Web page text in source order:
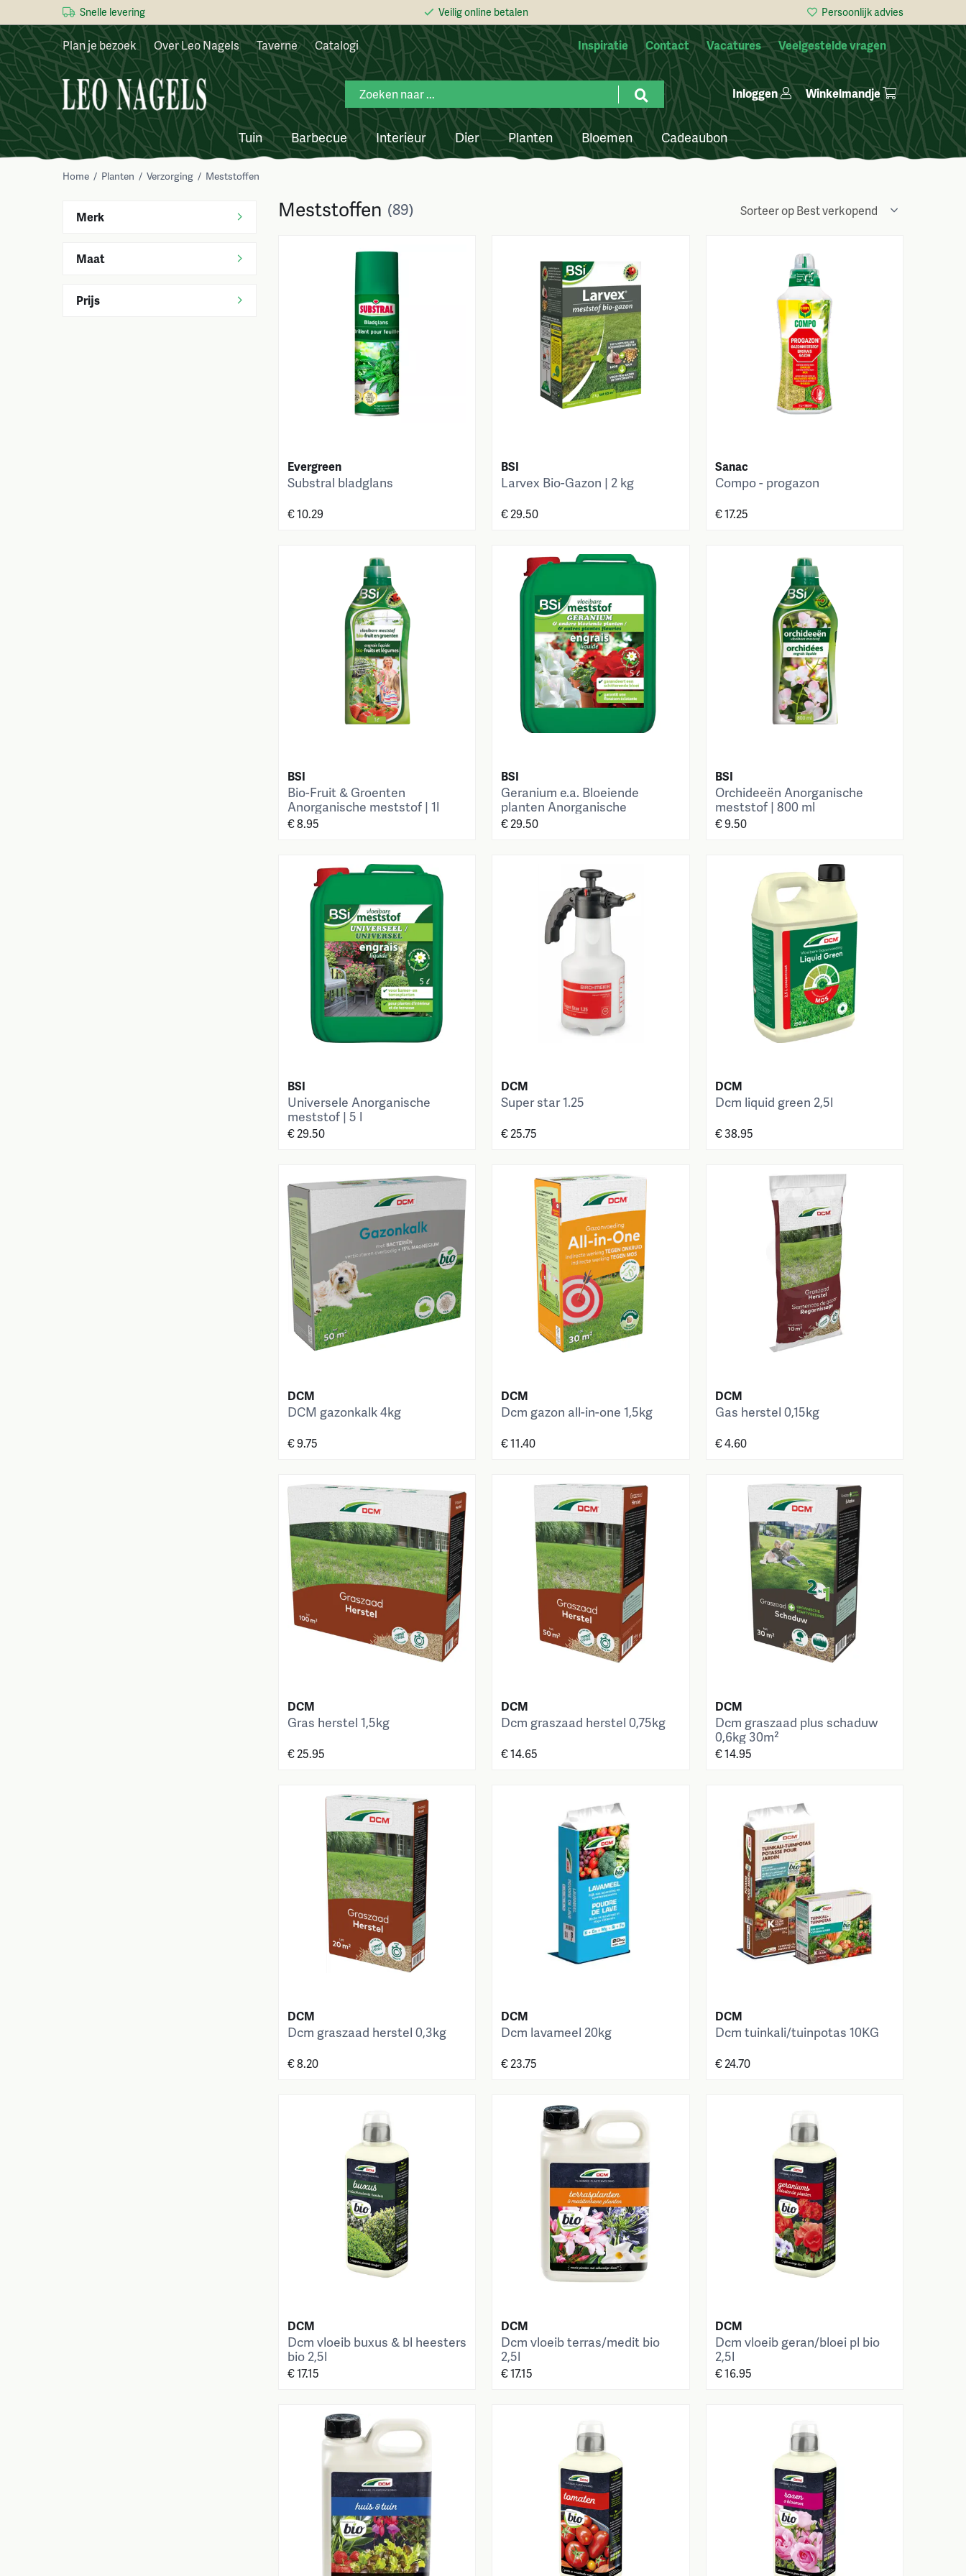
Snelle levering Veilig online betalen Persoonlijk advies
Inspiratie Contact Vacatures Veelgestelde vragen
Plan je bezoek Over Leo Nagels Taverne Catalogi
Inloggen Winkelmandje
Tuin Barbecue Interieur Dier Planten Bloemen Cadeaubon
Home / Planten / Verzorging / Meststoffen
Merk
Maat
Prijs
Meststoffen (89)
Evergreen
Substral bladglans
€ 10.29
BSI
Larvex Bio-Gazon | 2 kg
€ 29.50
Sanac
Compo - progazon
€ 17.25
BSI
Bio-Fruit & Groenten
Anorganische meststof | 1l
€ 8.95
BSI
Geranium e.a. Bloeiende
planten Anorganische
meststof | 5 l
€ 29.50
BSI
Orchideeën Anorganische
meststof | 800 ml
€ 9.50
BSI
Universele Anorganische
meststof | 5 l
€ 29.50
DCM
Super star 1.25
€ 25.75
DCM
Dcm liquid green 2,5l
€ 38.95
DCM
DCM gazonkalk 4kg
€ 9.75
DCM
Dcm gazon all-in-one 1,5kg
€ 11.40
DCM
Gas herstel 0,15kg
€ 4.60
DCM
Gras herstel 1,5kg
€ 25.95
DCM
Dcm graszaad herstel 0,75kg
€ 14.65
DCM
Dcm graszaad plus schaduw
0,6kg 30m²
€ 14.95
DCM
Dcm graszaad herstel 0,3kg
€ 8.20
DCM
Dcm lavameel 20kg
€ 23.75
DCM
Dcm tuinkali/tuinpotas 10KG
€ 24.70
DCM
Dcm vloeib buxus & bl heesters
bio 2,5l
€ 17.15
DCM
Dcm vloeib terras/medit bio
2,5l
€ 17.15
DCM
Dcm vloeib geran/bloei pl bio
2,5l
€ 16.95